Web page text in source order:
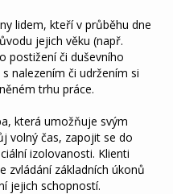
lidem, kteří v průběhu dne
jejich věku (např.
postižení či duševního
nalezením či udržením si
trhu práce.
která umožňuje svým
volný čas, zapojit se do
izolovanosti. Klienti
zvládání základních úkonů
jejich schopností.